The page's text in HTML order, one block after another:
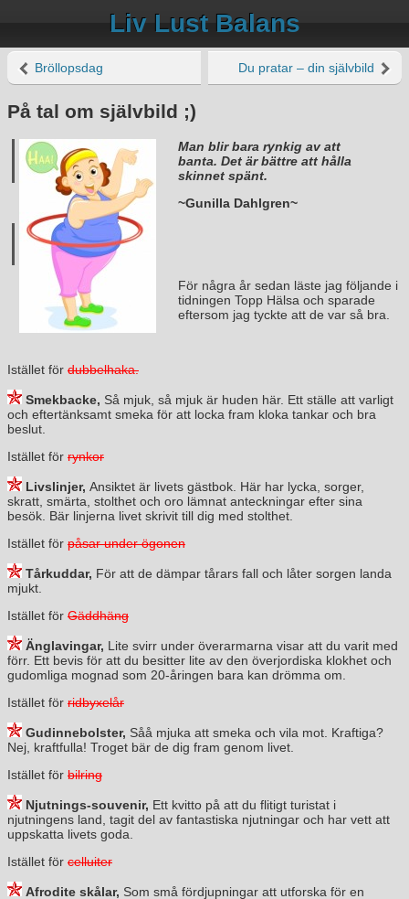
Liv Lust Balans
Bröllopsdag Du pratar – din självbild
På tal om självbild ;)
Man blir bara rynkig av att
banta. Det är bättre att hålla
skinnet spänt.
~Gunilla Dahlgren~
För några år sedan läste jag följande i
tidningen Topp Hälsa och sparade
eftersom jag tyckte att de var så bra.
Istället för dubbelhaka.
Smekbacke, Så mjuk, så mjuk är huden här. Ett ställe att varligt
och eftertänksamt smeka för att locka fram kloka tankar och bra
beslut.
Istället för rynkor
Livslinjer, Ansiktet är livets gästbok. Här har lycka, sorger,
skratt, smärta, stolthet och oro lämnat anteckningar efter sina
besök. Bär linjerna livet skrivit till dig med stolthet.
Istället för påsar under ögonen
Tårkuddar, För att de dämpar tårars fall och låter sorgen landa
mjukt.
Istället för Gäddhäng
Änglavingar, Lite svirr under överarmarna visar att du varit med
förr. Ett bevis för att du besitter lite av den överjordiska klokhet och
gudomliga mognad som 20-åringen bara kan drömma om.
Istället för ridbyxelår
Gudinnebolster, Såå mjuka att smeka och vila mot. Kraftiga?
Nej, kraftfulla! Troget bär de dig fram genom livet.
Istället för bilring
Njutnings-souvenir, Ett kvitto på att du flitigt turistat i
njutningens land, tagit del av fantastiska njutningar och har vett att
uppskatta livets goda.
Istället för celluiter
Afrodite skålar, Som små fördjupningar att utforska för en